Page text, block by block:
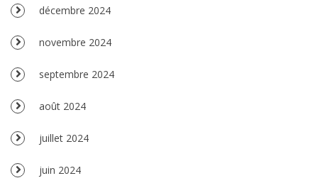
décembre 2024
novembre 2024
septembre 2024
août 2024
juillet 2024
juin 2024